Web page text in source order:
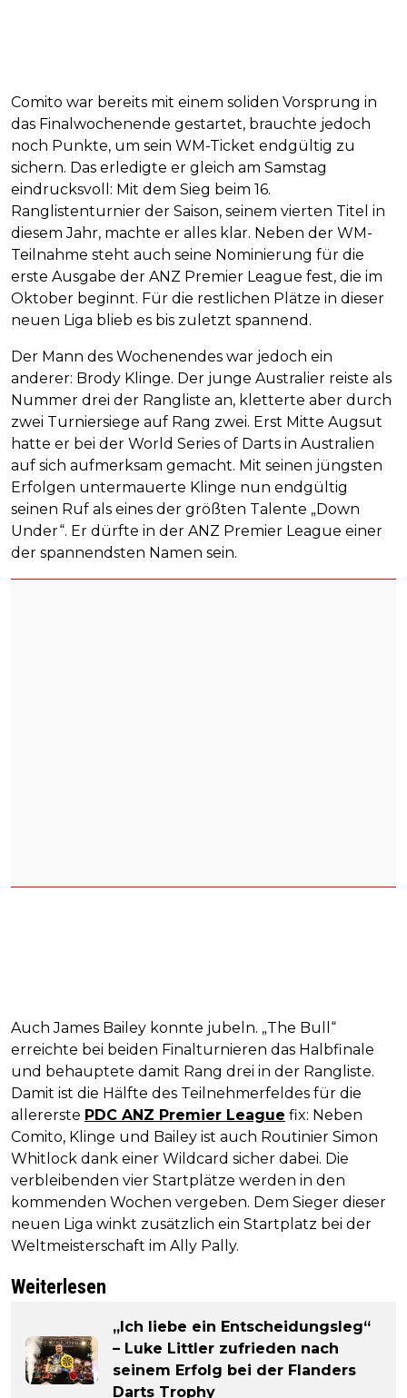
Comito war bereits mit einem soliden Vorsprung in
das Finalwochenende gestartet, brauchte jedoch
noch Punkte, um sein WM-Ticket endgültig zu
sichern. Das erledigte er gleich am Samstag
eindrucksvoll: Mit dem Sieg beim 16.
Ranglistenturnier der Saison, seinem vierten Titel in
diesem Jahr, machte er alles klar. Neben der WM-
Teilnahme steht auch seine Nominierung für die
erste Ausgabe der ANZ Premier League fest, die im
Oktober beginnt. Für die restlichen Plätze in dieser
neuen Liga blieb es bis zuletzt spannend.
Der Mann des Wochenendes war jedoch ein
anderer: Brody Klinge. Der junge Australier reiste als
Nummer drei der Rangliste an, kletterte aber durch
zwei Turniersiege auf Rang zwei. Erst Mitte Augsut
hatte er bei der World Series of Darts in Australien
auf sich aufmerksam gemacht. Mit seinen jüngsten
Erfolgen untermauerte Klinge nun endgültig
seinen Ruf als eines der größten Talente „Down
Under“. Er dürfte in der ANZ Premier League einer
der spannendsten Namen sein.
Auch James Bailey konnte jubeln. „The Bull“
erreichte bei beiden Finalturnieren das Halbfinale
und behauptete damit Rang drei in der Rangliste.
Damit ist die Hälfte des Teilnehmerfeldes für die
allererste PDC ANZ Premier League fix: Neben
Comito, Klinge und Bailey ist auch Routinier Simon
Whitlock dank einer Wildcard sicher dabei. Die
verbleibenden vier Startplätze werden in den
kommenden Wochen vergeben. Dem Sieger dieser
neuen Liga winkt zusätzlich ein Startplatz bei der
Weltmeisterschaft im Ally Pally.
Weiterlesen
„Ich liebe ein Entscheidungsleg“
– Luke Littler zufrieden nach
seinem Erfolg bei der Flanders
Darts Trophy